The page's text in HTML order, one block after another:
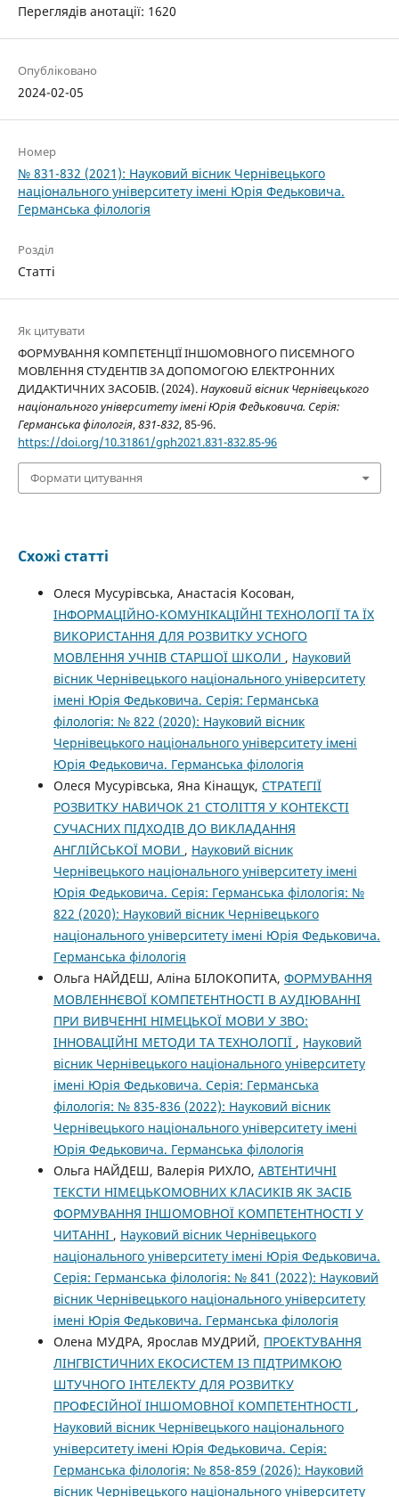
Переглядів анотації: 1620
Опубліковано
2024-02-05
Номер
№ 831-832 (2021): Науковий вісник Чернівецького
національного університету імені Юрія Федьковича.
Германська філологія
Розділ
Статті
Як цитувати
ФОРМУВАННЯ КОМПЕТЕНЦІЇ ІНШОМОВНОГО ПИСЕМНОГО
МОВЛЕННЯ СТУДЕНТІВ ЗА ДОПОМОГОЮ ЕЛЕКТРОННИХ
ДИДАКТИЧНИХ ЗАСОБІВ. (2024).Науковий вісник Чернівецького
національного університету імені Юрія Федьковича. Серія:
Германська філологія,831-832, 85-96.
https://doi.org/10.31861/gph2021.831-832.85-96
Формати цитування
Схожі статті
Олеся Мусурівська, Анастасія Косован,
ІНФОРМАЦІЙНО-КОМУНІКАЦІЙНІ ТЕХНОЛОГІЇ ТА ЇХ
ВИКОРИСТАННЯ ДЛЯ РОЗВИТКУ УСНОГО
МОВЛЕННЯ УЧНІВ СТАРШОЇ ШКОЛИ , Науковий
вісник Чернівецького національного університету
імені Юрія Федьковича. Серія: Германська
філологія: № 822 (2020): Науковий вісник
Чернівецького національного університету імені
Юрія Федьковича. Германська філологія
Олеся Мусурівська, Яна Кінащук, СТРАТЕГІЇ
РОЗВИТКУ НАВИЧОК 21 СТОЛІТТЯ У КОНТЕКСТІ
СУЧАСНИХ ПІДХОДІВ ДО ВИКЛАДАННЯ
АНГЛІЙСЬКОЇ МОВИ , Науковий вісник
Чернівецького національного університету імені
Юрія Федьковича. Серія: Германська філологія: №
822 (2020): Науковий вісник Чернівецького
національного університету імені Юрія Федьковича.
Германська філологія
Ольга НАЙДЕШ, Аліна БІЛОКОПИТА, ФОРМУВАННЯ
МОВЛЕННЄВОЇ КОМПЕТЕНТНОСТІ В АУДІЮВАННІ
ПРИ ВИВЧЕННІ НІМЕЦЬКОЇ МОВИ У ЗВО:
ІННОВАЦІЙНІ МЕТОДИ ТА ТЕХНОЛОГІЇ , Науковий
вісник Чернівецького національного університету
імені Юрія Федьковича. Серія: Германська
філологія: № 835-836 (2022): Науковий вісник
Чернівецького національного університету імені
Юрія Федьковича. Германська філологія
Ольга НАЙДЕШ, Валерія РИХЛО, АВТЕНТИЧНІ
ТЕКСТИ НІМЕЦЬКОМОВНИХ КЛАСИКІВ ЯК ЗАСІБ
ФОРМУВАННЯ ІНШОМОВНОЇ КОМПЕТЕНТНОСТІ У
ЧИТАННІ , Науковий вісник Чернівецького
національного університету імені Юрія Федьковича.
Серія: Германська філологія: № 841 (2022): Науковий
вісник Чернівецького національного університету
імені Юрія Федьковича. Германська філологія
Олена МУДРА, Ярослав МУДРИЙ, ПРОЕКТУВАННЯ
ЛІНГВІСТИЧНИХ ЕКОСИСТЕМ ІЗ ПІДТРИМКОЮ
ШТУЧНОГО ІНТЕЛЕКТУ ДЛЯ РОЗВИТКУ
ПРОФЕСІЙНОЇ ІНШОМОВНОЇ КОМПЕТЕНТНОСТІ ,
Науковий вісник Чернівецького національного
університету імені Юрія Федьковича. Серія:
Германська філологія: № 858-859 (2026): Науковий
вісник Чернівецького національного університету